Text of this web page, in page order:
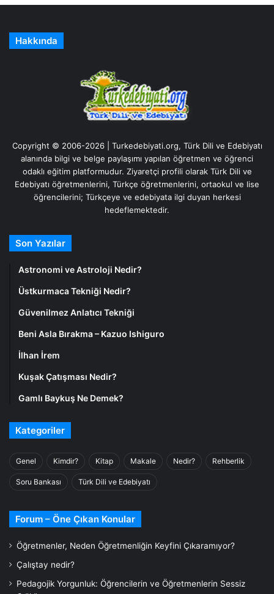
Hakkında
Copyright © 2006-2026 | Turkedebiyati.org, Türk Dili ve Edebiyatı
alanında bilgi ve belge paylaşımı yapılan öğretmen ve öğrenci
odaklı eğitim platformudur. Ziyaretçi profili olarak Türk Dili ve
Edebiyatı öğretmenlerini, Türkçe öğretmenlerini, ortaokul ve lise
öğrencilerini; Türkçeye ve edebiyata ilgi duyan herkesi
hedeflemektedir.
Son Yazılar
Astronomi ve Astroloji Nedir?
Üstkurmaca Tekniği Nedir?
Güvenilmez Anlatıcı Tekniği
Beni Asla Bırakma – Kazuo Ishiguro
İlhan İrem
Kuşak Çatışması Nedir?
Gamlı Baykuş Ne Demek?
Kategoriler
Genel Kimdir? Kitap Makale Nedir? Rehberlik
Soru Bankası Türk Dili ve Edebiyatı
Forum – Öne Çıkan Konular
Öğretmenler, Neden Öğretmenliğin Keyfini Çıkaramıyor?
Çalıştay nedir?
Pedagojik Yorgunluk: Öğrencilerin ve Öğretmenlerin Sessiz